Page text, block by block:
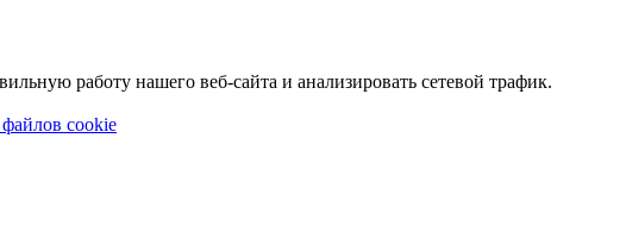
работу нашего веб-сайта и анализировать сетевой трафик.
cookie